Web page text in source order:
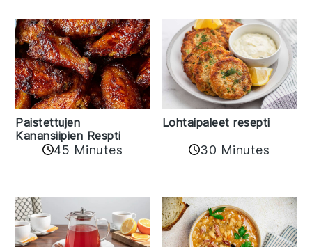
Paistettujen
Kanansiipien Respti
45 Minutes
Lohtaipaleet resepti
30 Minutes